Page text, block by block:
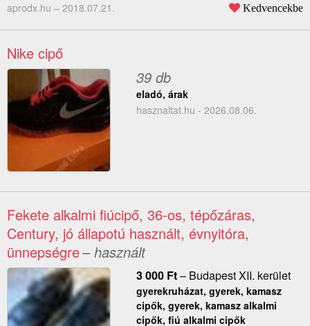
aprodx.hu – 2018.07.21. Kedvencekbe
Nike cipő
39 db
eladó, árak
hasznaltat.hu - 2026.08.06.
Fekete alkalmi fiúcipő, 36-os, tépőzáras,
Century, jó állapotú használt, évnyitóra,
ünnepségre– használt
3 000 Ft– Budapest XII. kerület
gyerekruházat, gyerek, kamasz
cipők, gyerek, kamasz alkalmi
cipők, fiú alkalmi cipők